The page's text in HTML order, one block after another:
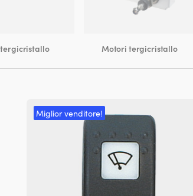
tergicristallo Motori tergicristallo
Miglior venditore!